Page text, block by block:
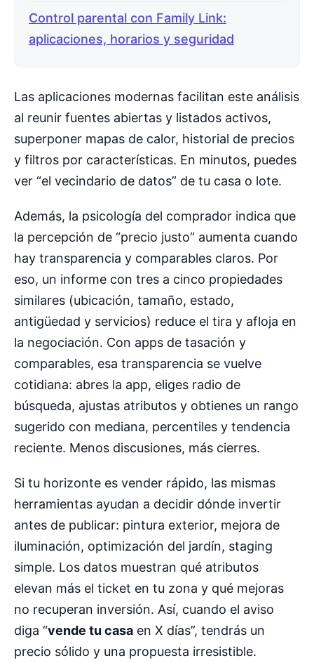
Control parental con Family Link:
aplicaciones, horarios y seguridad
Las aplicaciones modernas facilitan este análisis
al reunir fuentes abiertas y listados activos,
superponer mapas de calor, historial de precios
y filtros por características. En minutos, puedes
ver “el vecindario de datos” de tu casa o lote.
Además, la psicología del comprador indica que
la percepción de “precio justo” aumenta cuando
hay transparencia y comparables claros. Por
eso, un informe con tres a cinco propiedades
similares (ubicación, tamaño, estado,
antigüedad y servicios) reduce el tira y afloja en
la negociación. Con apps de tasación y
comparables, esa transparencia se vuelve
cotidiana: abres la app, eliges radio de
búsqueda, ajustas atributos y obtienes un rango
sugerido con mediana, percentiles y tendencia
reciente. Menos discusiones, más cierres.
Si tu horizonte es vender rápido, las mismas
herramientas ayudan a decidir dónde invertir
antes de publicar: pintura exterior, mejora de
iluminación, optimización del jardín, staging
simple. Los datos muestran qué atributos
elevan más el ticket en tu zona y qué mejoras
no recuperan inversión. Así, cuando el aviso
diga “vende tu casa en X días”, tendrás un
precio sólido y una propuesta irresistible.